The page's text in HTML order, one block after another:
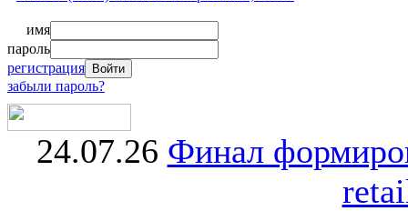
имя
пароль
регистрация
забыли пароль?
24.07.26 Финал